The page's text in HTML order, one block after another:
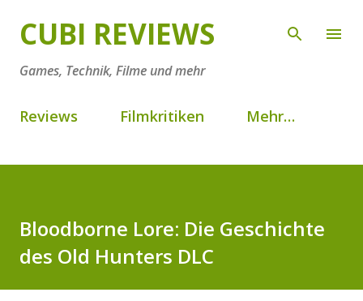
Direkt zum Hauptbereich
CUBI REVIEWS
Games, Technik, Filme und mehr
Reviews Filmkritiken Mehr…
Bloodborne Lore: Die Geschichte
des Old Hunters DLC